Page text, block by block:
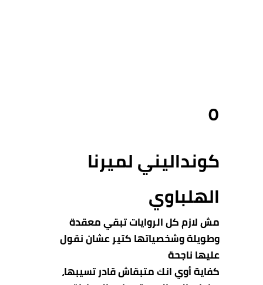
٥
كونداليني لميرنا
الهلباوي
مش لازم كل الروايات تبقي معقدة
وطويلة وشخصياتها كتير عشان نقول
عليها ناجحة
كفاية أوي انك متبقاش قادر تسيبها،